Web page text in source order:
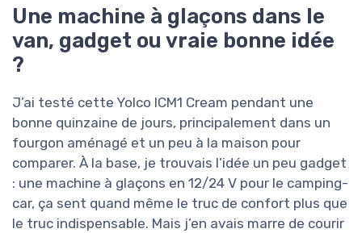
Une machine à glaçons dans le
van, gadget ou vraie bonne idée
?
J’ai testé cette Yolco ICM1 Cream pendant une
bonne quinzaine de jours, principalement dans un
fourgon aménagé et un peu à la maison pour
comparer. À la base, je trouvais l’idée un peu gadget
: une machine à glaçons en 12/24 V pour le camping-
car, ça sent quand même le truc de confort plus que
le truc indispensable. Mais j’en avais marre de courir